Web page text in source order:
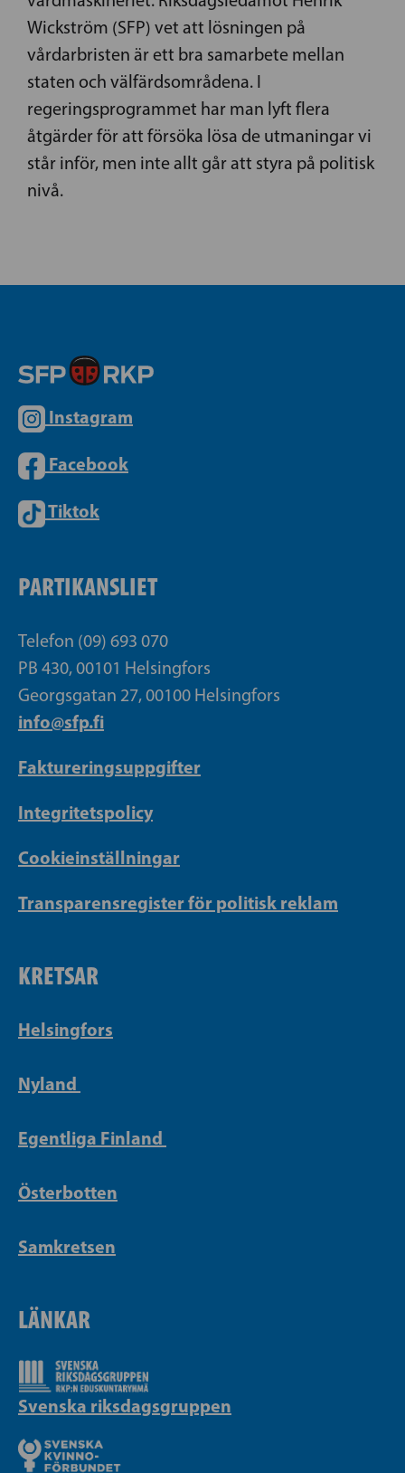
Wickström (SFP) vet att lösningen på
vårdarbristen är ett bra samarbete mellan
staten och välfärdsområdena. I
regeringsprogrammet har man lyft flera
åtgärder för att försöka lösa de utmaningar vi
står inför, men inte allt går att styra på politisk
nivå.
Instagram
Facebook
Tiktok
PARTIKANSLIET
Telefon (09) 693 070
PB 430, 00101 Helsingfors
Georgsgatan 27, 00100 Helsingfors
info@sfp.fi
Faktureringsuppgifter
Integritetspolicy
Cookieinställningar
Transparensregister för politisk reklam
KRETSAR
Helsingfors
Nyland
Egentliga Finland
Österbotten
Samkretsen
LÄNKAR
Svenska riksdagsgruppen